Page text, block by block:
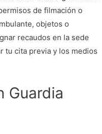
de filmación o
objetos o
recaudos en la sede
tu cita previa y los medios
Guardia